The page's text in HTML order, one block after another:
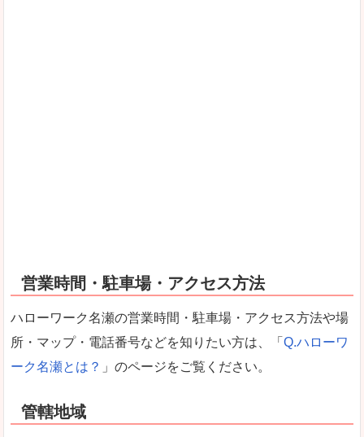
営業時間・駐車場・アクセス方法
ハローワーク名瀬の営業時間・駐車場・アクセス方法や場
所・マップ・電話番号などを知りたい方は、「 Q.ハローワ
ーク名瀬とは？ 」のページをご覧ください。
管轄地域